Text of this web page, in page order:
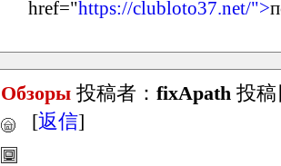
href="https://clubloto37.net/">
Обзоры 投稿者： fixApath 投稿
[返信]